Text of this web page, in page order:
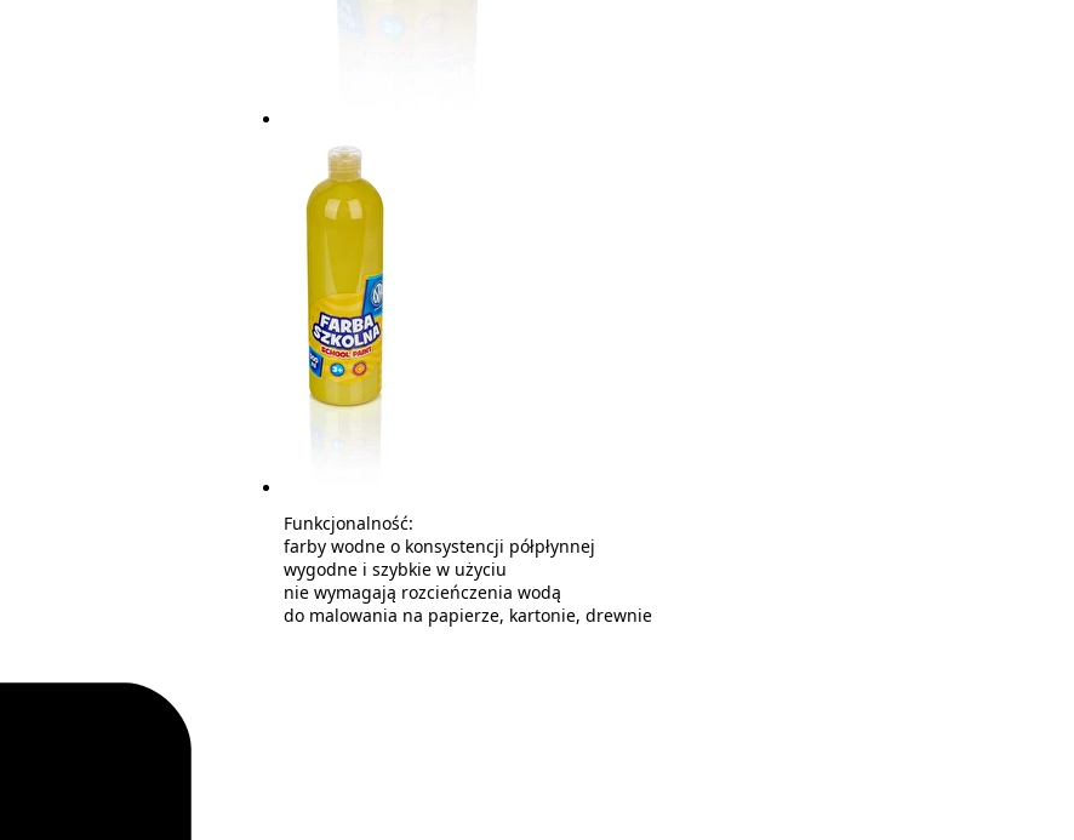
Funkcjonalność:
farby wodne o konsystencji półpłynnej
wygodne i szybkie w użyciu
nie wymagają rozcieńczenia wodą
do malowania na papierze, kartonie, drewnie